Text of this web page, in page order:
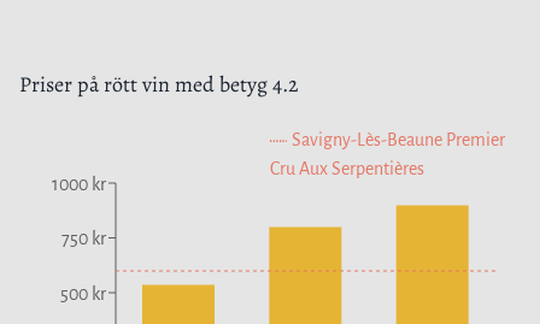
Priser på rött vinmed betyg4.2
500 kr
750 kr
1000 kr
Savigny-Lès-Beaune Premier
Cru Aux Serpentières